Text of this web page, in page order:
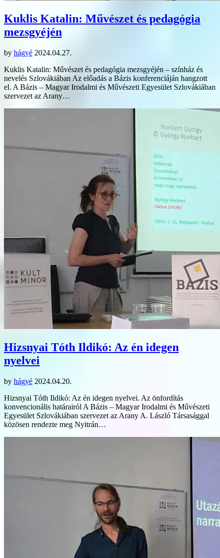
Kuklis Katalin: Művészet és pedagógia
mezsgyéjén
by hágyé 2024.04.27.
Kuklis Katalin: Művészet és pedagógia mezsgyéjén – színház és
nevelés Szlovákiában Az előadás a Bázis konferenciáján hangzott
el. A Bázis – Magyar Irodalmi és Művészeti Egyesület Szlovákiában
szervezet az Arany…
Hizsnyai Tóth Ildikó: Az én idegen
nyelvei
by hágyé 2024.04.20.
Hizsnyai Tóth Ildikó: Az én idegen nyelvei. Az önfordítás
konvencionális határairól A Bázis – Magyar Irodalmi és Művészeti
Egyesület Szlovákiában szervezet az Arany A. László Társasággal
közösen rendezte meg Nyitrán…